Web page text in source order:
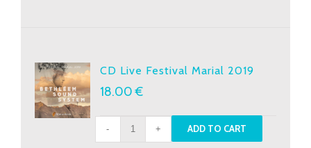
CD Live Festival Marial 2019
18.00€
CD
Live
ADD TO CART